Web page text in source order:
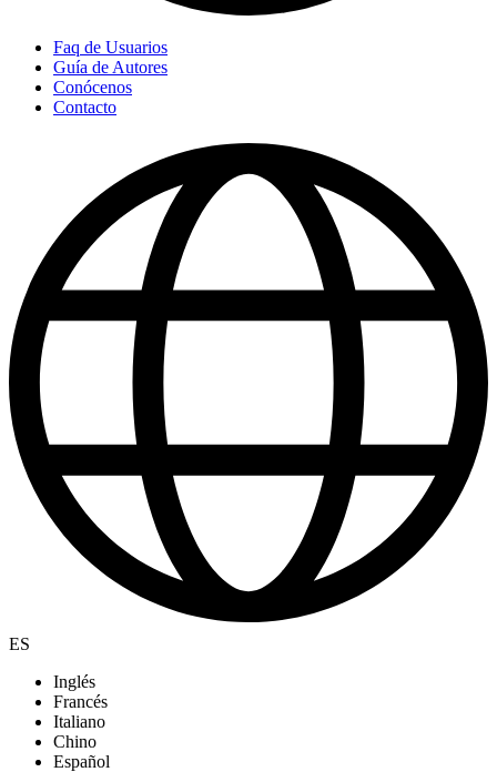
Faq de Usuarios
Guía de Autores
Conócenos
Contacto
ES
Inglés
Francés
Italiano
Chino
Español